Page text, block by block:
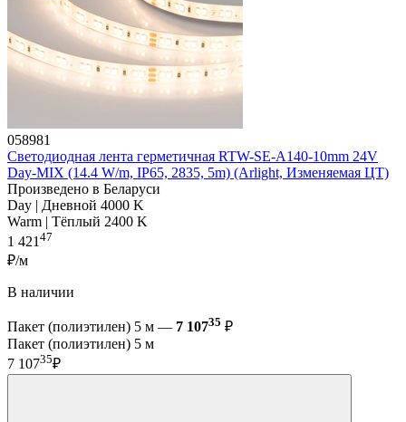
058981
Светодиодная лента герметичная RTW-SE-A140-10mm 24V
Day-MIX (14.4 W/m, IP65, 2835, 5m) (Arlight, Изменяемая ЦТ)
Произведено в Беларуси
Day | Дневной 4000 K
Warm | Тёплый 2400 K
1 421 47
₽/м
В наличии
Пакет (полиэтилен) 5 м — 7 10735 ₽
Пакет (полиэтилен) 5 м
7 10735₽